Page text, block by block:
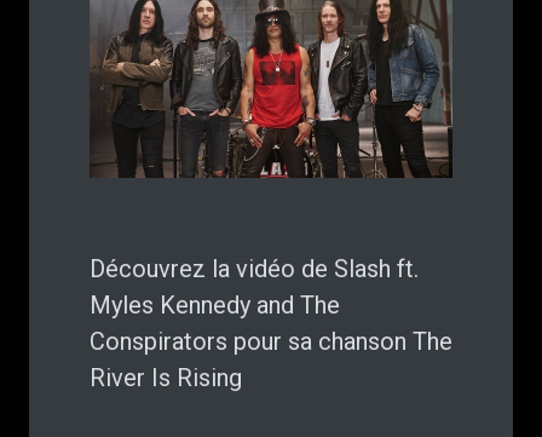
Découvrez la vidéo de Slash ft.
Myles Kennedy and The
Conspirators pour sa chanson The
River Is Rising